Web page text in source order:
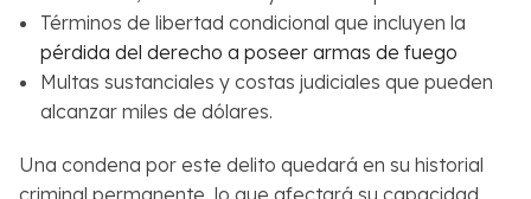
Términos de libertad condicional que incluyen la
pérdida del derecho a poseer armas de fuego
Multas sustanciales y costas judiciales que pueden
alcanzar miles de dólares.
Una condena por este delito quedará en su historial
criminal permanente, lo que afectará su capacidad